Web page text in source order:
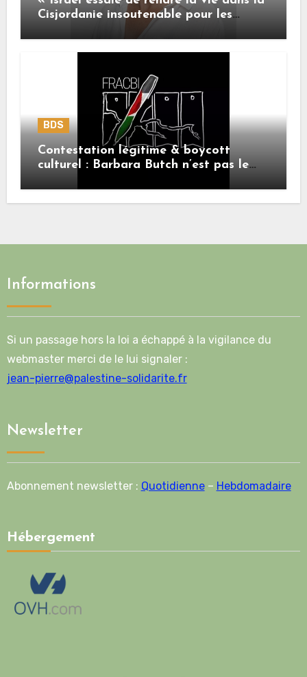
Cisjordanie insoutenable pour les
BDS
Contestation légitime & boycott
culturel : Barbara Butch n’est pas le
Informations
Si un passage hors la loi a échappé à la vigilance du
webmaster merci de le lui signaler :
jean-pierre@palestine-solidarite.fr
Newsletter
Abonnement newsletter : Quotidienne– Hebdomadaire
Hébergement